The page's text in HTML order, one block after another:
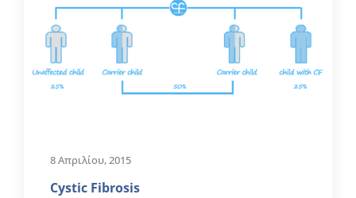
8 Απριλίου, 2015
Cystic Fibrosis